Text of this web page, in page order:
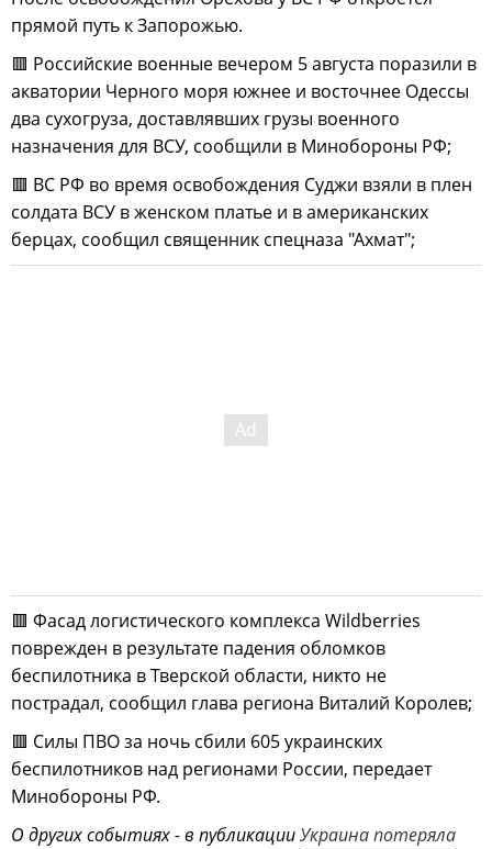
прямой путь к Запорожью.
🟥 Российские военные вечером 5 августа поразили в
акватории Черного моря южнее и восточнее Одессы
два сухогруза, доставлявших грузы военного
назначения для ВСУ, сообщили в Минобороны РФ;
🟥 ВС РФ во время освобождения Суджи взяли в плен
солдата ВСУ в женском платье и в американских
берцах, сообщил священник спецназа "Ахмат";
🟥 Фасад логистического комплекса Wildberries
поврежден в результате падения обломков
беспилотника в Тверской области, никто не
пострадал, сообщил глава региона Виталий Королев;
🟥 Силы ПВО за ночь сбили 605 украинских
беспилотников над регионами России, передает
Минобороны РФ.
О других событиях - в публикацииУкраина потеряла